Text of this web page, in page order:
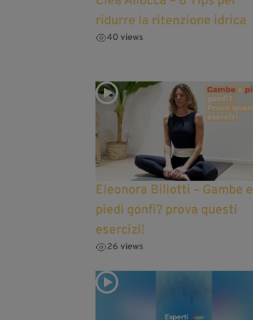
ridurre la ritenzione idrica
40 views
Eleonora Biliotti – Gambe e
piedi gonfi? prova questi
esercizi!
26 views